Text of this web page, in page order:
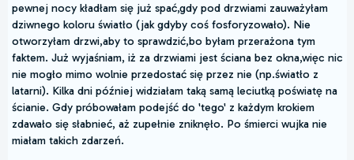
pewnej nocy kładłam się już spać,gdy pod drzwiami zauważyłam
dziwnego koloru światło (jak gdyby coś fosforyzowało). Nie
otworzyłam drzwi,aby to sprawdzić,bo byłam przerażona tym
faktem. Już wyjaśniam, iż za drzwiami jest ściana bez okna,więc nic
nie mogło mimo wolnie przedostać się przez nie (np.światło z
latarni). Kilka dni później widziałam taką samą leciutką poświatę na
ścianie. Gdy próbowałam podejść do 'tego' z każdym krokiem
zdawało się słabnieć, aż zupełnie zniknęło. Po śmierci wujka nie
miałam takich zdarzeń.